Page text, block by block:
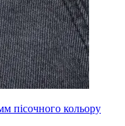
пісочного кольору